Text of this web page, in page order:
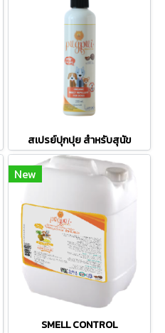
สเปรย์ปุกปุย สำหรับสุนัข
New
SMELL CONTROL